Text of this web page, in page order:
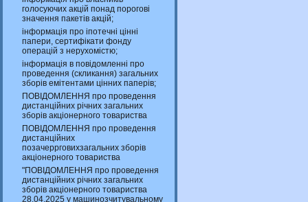
голосуючих акцій понад порогові
значення пакетів акцій;
інформація про іпотечні цінні
папери, сертифікати фонду
операцій з нерухомістю;
інформація в повідомленні про
проведення (скликання) загальних
зборів емітентами цінних паперів;
ПОВІДОМЛЕННЯ про проведення
дистанційних річних загальних
зборів акціонерного товариства
ПОВІДОМЛЕННЯ про проведення
дистанційних
позачеррговихзагальних зборів
акціонерного товариства
"ПОВІДОМЛЕННЯ про проведення
дистанційних річних загальних
зборів акціонерного товариства
28.04.2025 у машинозчитувальному